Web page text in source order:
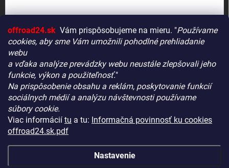
offroad24.sk Vám prispôsobujeme na mieru. "Používame
cookies, aby sme Vám umožnili pohodlné prehliadanie
webu
a vďaka analýze prevádzky webu neustále zlepšovali jeho
funkcie, výkon a použiteľnosť."
Na prispôsobenie obsahu a reklám, poskytovanie funkcií
sociálnych médií a analýzu návštevnosti používame
súbory cookie.
Viac informácií tu a tu: Informačná povinnosť ku cookies
offroad24.sk.pdf
Nastavenie
Vitajte! Aby bolo hľadanie tých správnych dielov pre vaše
vozidlo čo najrýchlejšie a najpresnejšie, máme pre vás
malý tip:
Začnite výberom vášho vozidla– Týmto krokom si
zaistíte, že uvidíte len kompatibilné produkty.
HESLO
Prihlásiť sa
Nová registráciaZabudnuté heslo